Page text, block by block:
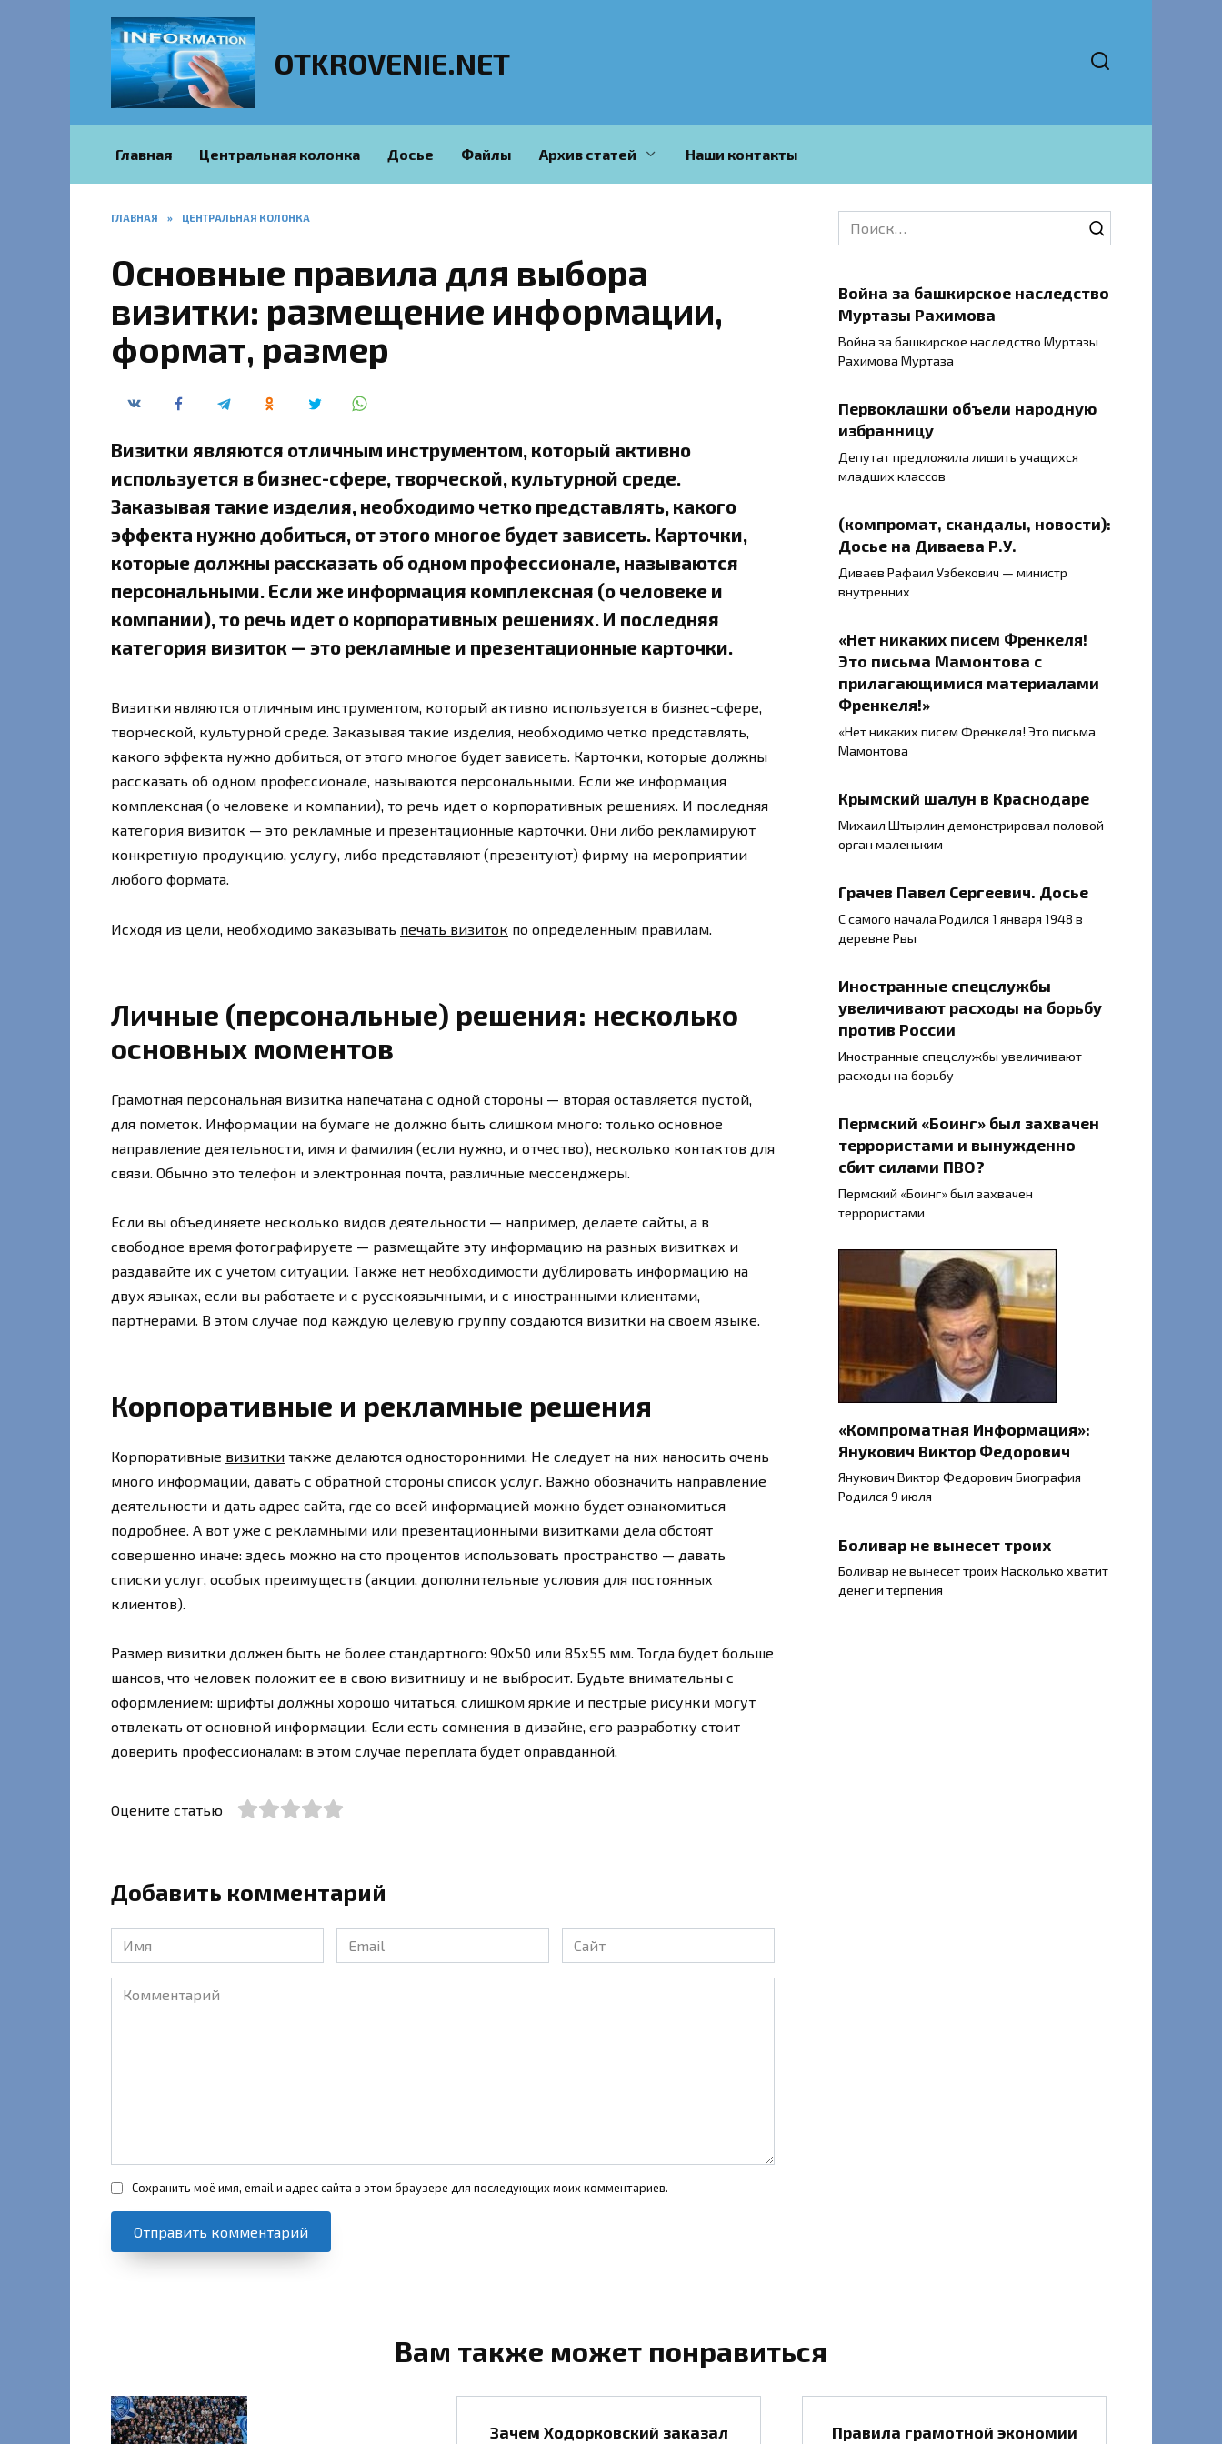
OTKROVENIE.NET
Главная Центральная колонка Досье Файлы Архив статей Наши контакты
ГЛАВНАЯ » ЦЕНТРАЛЬНАЯ КОЛОНКА
Основные правила для выбора
визитки: размещение информации,
формат, размер
Визитки являются отличным инструментом, который активно
используется в бизнес-сфере, творческой, культурной среде.
Заказывая такие изделия, необходимо четко представлять, какого
эффекта нужно добиться, от этого многое будет зависеть. Карточки,
которые должны рассказать об одном профессионале, называются
персональными. Если же информация комплексная (о человеке и
компании), то речь идет о корпоративных решениях. И последняя
категория визиток — это рекламные и презентационные карточки.
Визитки являются отличным инструментом, который активно используется в бизнес-сфере,
творческой, культурной среде. Заказывая такие изделия, необходимо четко представлять,
какого эффекта нужно добиться, от этого многое будет зависеть. Карточки, которые должны
рассказать об одном профессионале, называются персональными. Если же информация
комплексная (о человеке и компании), то речь идет о корпоративных решениях. И последняя
категория визиток — это рекламные и презентационные карточки. Они либо рекламируют
конкретную продукцию, услугу, либо представляют (презентуют) фирму на мероприятии
любого формата.
Исходя из цели, необходимо заказывать печать визиток по определенным правилам.
Личные (персональные) решения: несколько
основных моментов
Грамотная персональная визитка напечатана с одной стороны — вторая оставляется пустой,
для пометок. Информации на бумаге не должно быть слишком много: только основное
направление деятельности, имя и фамилия (если нужно, и отчество), несколько контактов для
связи. Обычно это телефон и электронная почта, различные мессенджеры.
Если вы объединяете несколько видов деятельности — например, делаете сайты, а в
свободное время фотографируете — размещайте эту информацию на разных визитках и
раздавайте их с учетом ситуации. Также нет необходимости дублировать информацию на
двух языках, если вы работаете и с русскоязычными, и с иностранными клиентами,
партнерами. В этом случае под каждую целевую группу создаются визитки на своем языке.
Корпоративные и рекламные решения
Корпоративные визитки также делаются односторонними. Не следует на них наносить очень
много информации, давать с обратной стороны список услуг. Важно обозначить направление
деятельности и дать адрес сайта, где со всей информацией можно будет ознакомиться
подробнее. А вот уже с рекламными или презентационными визитками дела обстоят
совершенно иначе: здесь можно на сто процентов использовать пространство — давать
списки услуг, особых преимуществ (акции, дополнительные условия для постоянных
клиентов).
Размер визитки должен быть не более стандартного: 90х50 или 85х55 мм. Тогда будет больше
шансов, что человек положит ее в свою визитницу и не выбросит. Будьте внимательны с
оформлением: шрифты должны хорошо читаться, слишком яркие и пестрые рисунки могут
отвлекать от основной информации. Если есть сомнения в дизайне, его разработку стоит
доверить профессионалам: в этом случае переплата будет оправданной.
Оцените статью
Добавить комментарий
Имя
*
Email
*
Сайт
Комментарий
Сохранить моё имя, email и адрес сайта в этом браузере для последующих моих комментариев.
Search
for:
Война за башкирское наследство
Муртазы Рахимова
Война за башкирское наследство Муртазы
Рахимова Муртаза
Первоклашки объели народную
избранницу
Депутат предложила лишить учащихся
младших классов
(компромат, скандалы, новости):
Досье на Диваева Р.У.
Диваев Рафаил Узбекович — министр
внутренних
«Нет никаких писем Френкеля!
Это письма Мамонтова с
прилагающимися материалами
Френкеля!»
«Нет никаких писем Френкеля! Это письма
Мамонтова
Крымский шалун в Краснодаре
Михаил Штырлин демонстрировал половой
орган маленьким
Грачев Павел Сергеевич. Досье
С самого начала Родился 1 января 1948 в
деревне Рвы
Иностранные спецслужбы
увеличивают расходы на борьбу
против России
Иностранные спецслужбы увеличивают
расходы на борьбу
Пермский «Боинг» был захвачен
террористами и вынужденно
сбит силами ПВО?
Пермский «Боинг» был захвачен
террористами
«Компроматная Информация»:
Янукович Виктор Федорович
Янукович Виктор Федорович Биография
Родился 9 июля
Боливар не вынесет троих
Боливар не вынесет троих Насколько хватит
денег и терпения
Вам также может понравиться
Зачем Ходорковский заказал
Правила грамотной экономии